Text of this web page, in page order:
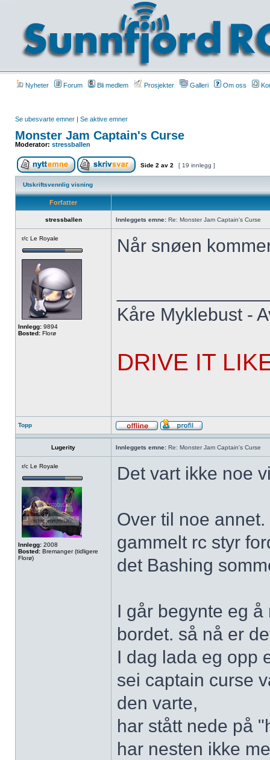
Nyheter Forum Bli medlem Prosjekter Galleri Om oss
Se ubesvarte emner | Se aktive emner
Monster Jam Captain's Curse
Moderator: stressballen
Side 2 av 2 [ 19 innlegg ]
Utskriftsvennlig visning
Forfatter
stressballen Innleggets emne: Re: Monster Jam Captain's Curse
r/c Le Royale
Innlegg: 9894
Bosted: Florø
Når snøen
Kåre Myklebust -
DRIVE IT
Topp
Lugerity Innleggets emne: Re: Monster Jam Captain's Curse
r/c Le Royale
Innlegg: 2008
Bosted: Bremanger (tidligere
Florø)
Det vart ikke noe
Over til noe
gammelt rc styr
det Bashing
I går begynte eg
bordet. så nå er
I dag lada eg opp
sei captain curse
den varte,
har stått nede på
har nesten ikke